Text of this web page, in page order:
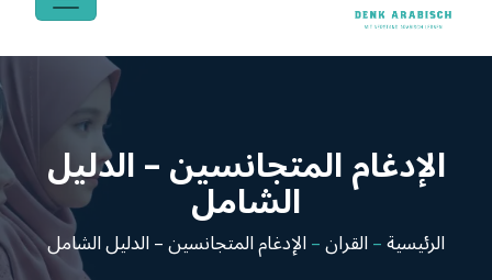
الإدغام المتجانسين – الدليل
الشامل
الرئيسية–القران–الإدغام المتجانسين – الدليل الشامل